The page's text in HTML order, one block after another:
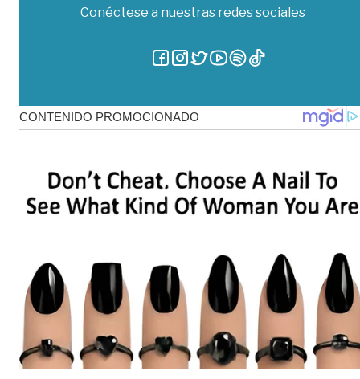
Conéctese a nuestras redes sociales